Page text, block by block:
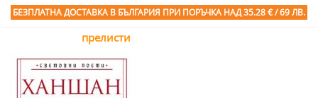
БЕЗПЛАТНА ДОСТАВКА В БЪЛГАРИЯ ПРИ ПОРЪЧКА НАД 35.28 € / 69 ЛВ.
прелисти